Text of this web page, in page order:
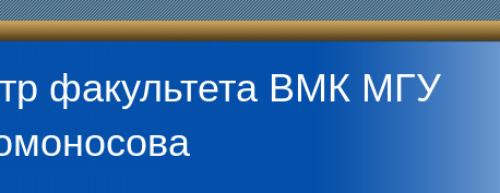
факультета ВМК МГУ